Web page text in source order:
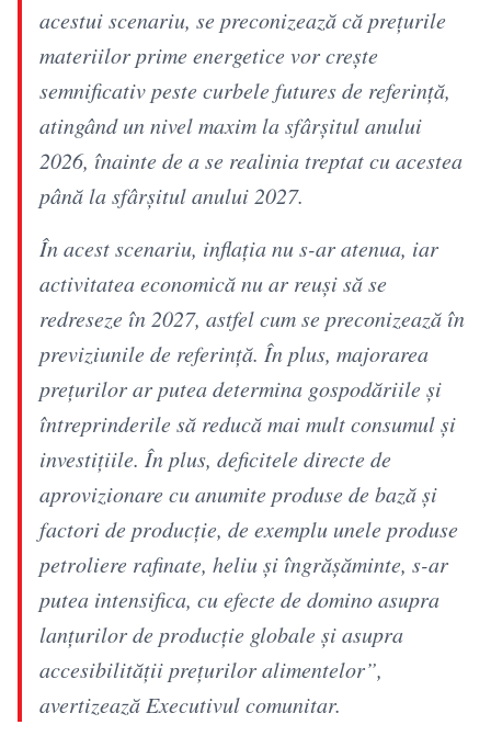
acestui scenariu, se preconizează că preţurile
materiilor prime energetice vor creşte
semnificativ peste curbele futures de referinţă,
atingând un nivel maxim la sfârşitul anului
2026, înainte de a se realinia treptat cu acestea
până la sfârşitul anului 2027.
În acest scenariu, inflaţia nu s-ar atenua, iar
activitatea economică nu ar reuşi să se
redreseze în 2027, astfel cum se preconizează în
previziunile de referinţă. În plus, majorarea
preţurilor ar putea determina gospodăriile şi
întreprinderile să reducă mai mult consumul şi
investiţiile. În plus, deficitele directe de
aprovizionare cu anumite produse de bază şi
factori de producţie, de exemplu unele produse
petroliere rafinate, heliu şi îngrăşăminte, s-ar
putea intensifica, cu efecte de domino asupra
lanţurilor de producţie globale şi asupra
accesibilităţii preţurilor alimentelor”,
avertizează Executivul comunitar.